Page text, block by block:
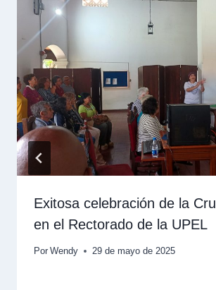
Exitosa celebración de la
en el Rectorado de la UPEL
Por Wendy 29 de mayo de 2025